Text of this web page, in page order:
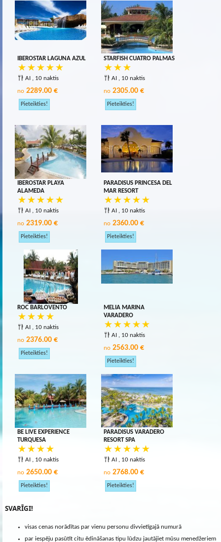
IBEROSTAR LAGUNA AZUL
AI , 10 naktis
no 2289.00 €
STARFISH CUATRO PALMAS
AI , 10 naktis
no 2305.00 €
IBEROSTAR PLAYA
ALAMEDA
AI , 10 naktis
no 2319.00 €
PARADISUS PRINCESA DEL
MAR RESORT
AI , 10 naktis
no 2360.00 €
ROC BARLOVENTO
AI , 10 naktis
no 2376.00 €
MELIA MARINA
VARADERO
AI , 10 naktis
no 2563.00 €
BE LIVE EXPERIENCE
TURQUESA
AI , 10 naktis
no 2650.00 €
PARADISUS VARADERO
RESORT SPA
AI , 10 naktis
no 2768.00 €
SVARĪGI!
visas cenas norādītas par vienu personu divvietīgajā numurā
par iespēju pasūtīt citu ēdināšanas tipu lūdzu jautājiet mūsu menedžeriem